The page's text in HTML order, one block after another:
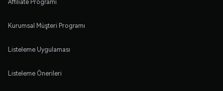
Affiliate Programı
Kurumsal Müşteri Programı
Listeleme Uygulaması
Listeleme Önerileri